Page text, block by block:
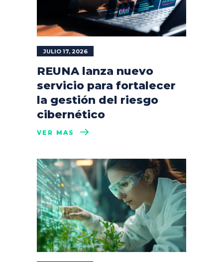
JULIO 17, 2026
REUNA lanza nuevo
servicio para fortalecer
la gestión del riesgo
cibernético
VER MÁS